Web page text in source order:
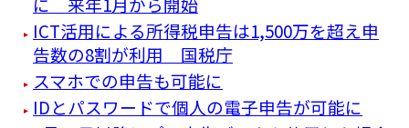
ICT活用による所得税申告は1,500万を超え申
告数の8割が利用 国税庁
スマホでの申告も可能に
IDとパスワードで個人の電子申告が可能に